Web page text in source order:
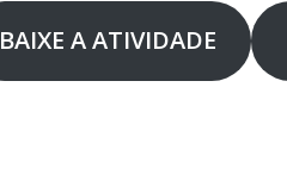
BAIXE A ATIVIDADE